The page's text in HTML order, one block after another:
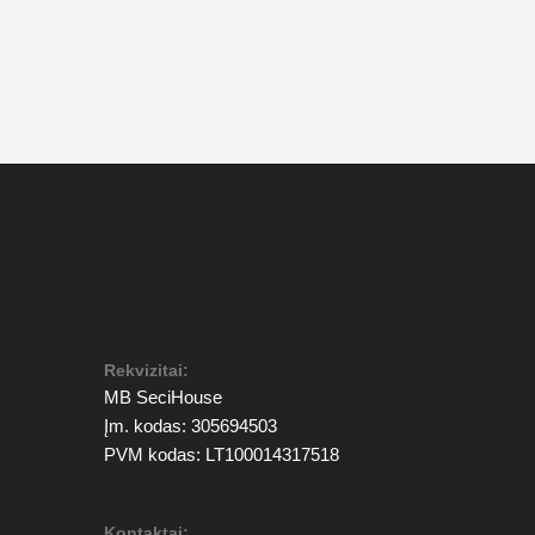
Rekvizitai:
MB SeciHouse
Įm. kodas: 305694503
PVM kodas: LT100014317518